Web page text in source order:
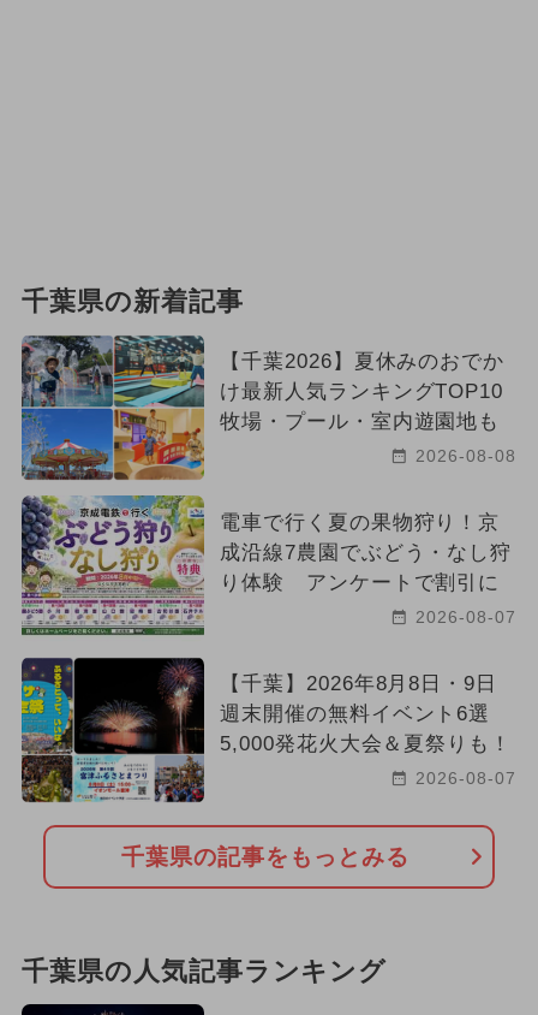
千葉県の新着記事
【千葉2026】夏休みのおでか
け最新人気ランキングTOP10
牧場・プール・室内遊園地も
2026-08-08
電車で行く夏の果物狩り！京
成沿線7農園でぶどう・なし狩
り体験 アンケートで割引に
2026-08-07
【千葉】2026年8月8日・9日
週末開催の無料イベント6選
5,000発花火大会＆夏祭りも！
2026-08-07
千葉県の記事をもっとみる
千葉県の人気記事ランキング